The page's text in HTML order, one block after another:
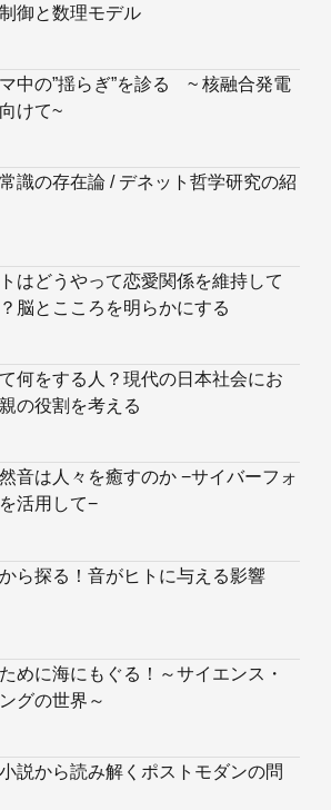
御と数理モデル
中の”揺らぎ”を診る ~ 核融合発電
けて~
識の存在論 / デネット哲学研究の紹
はどうやって恋愛関係を維持して
脳とこころを明らかにする
何をする人？現代の日本社会にお
の役割を考える
音は人々を癒すのか −サイバーフォ
活用して−
ら探る！音がヒトに与える影響
めに海にもぐる！～サイエンス・
グの世界～
説から読み解くポストモダンの問